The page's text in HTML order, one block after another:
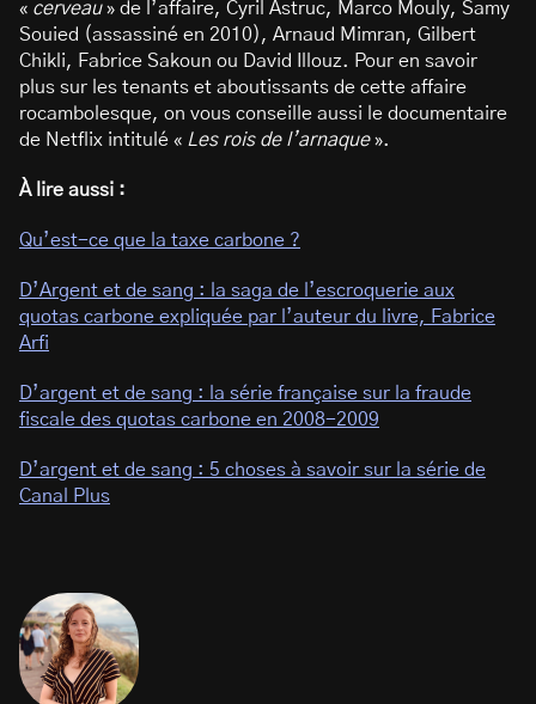
« cerveau» de l’affaire, Cyril Astruc, Marco Mouly, Samy
Souied (assassiné en 2010), Arnaud Mimran, Gilbert
Chikli, Fabrice Sakoun ou David Illouz. Pour en savoir
plus sur les tenants et aboutissants de cette affaire
rocambolesque, on vous conseille aussi le documentaire
de Netflix intitulé « Les rois de l’arnaque».
À lire aussi :
Qu’est-ce que la taxe carbone ?
D’Argent et de sang : la saga de l’escroquerie aux
quotas carbone expliquée par l’auteur du livre, Fabrice
Arfi
D’argent et de sang : la série française sur la fraude
fiscale des quotas carbone en 2008-2009
D’argent et de sang : 5 choses à savoir sur la série de
Canal Plus